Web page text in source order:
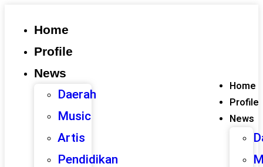
Home
Profile
News
Daerah
Music
Artis
Pendidikan
Home
Profile
News